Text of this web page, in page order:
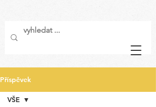
Příspěvek
VŠE